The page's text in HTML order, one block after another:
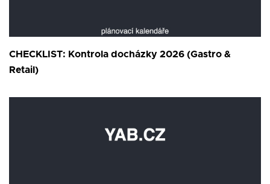
CHECKLIST: Kontrola docházky 2026 (Gastro &
Retail)